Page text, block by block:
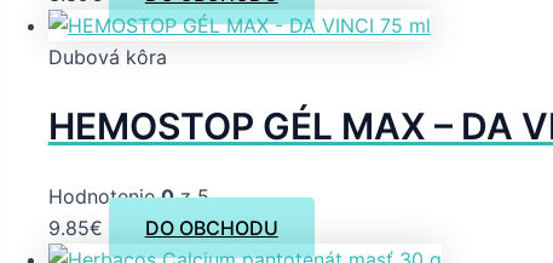
Dubová kôra
HEMOSTOP GÉL MAX – DA
Hodnotenie0z 5
9.85€ DO OBCHODU